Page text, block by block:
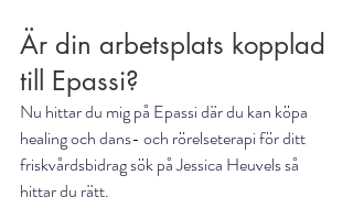
Är din arbetsplats kopplad
till Epassi?
Nu hittar du mig på Epassi där du kan köpa
healing och dans- och rörelseterapi för ditt
friskvårdsbidrag sök på Jessica Heuvels så
hittar du rätt.